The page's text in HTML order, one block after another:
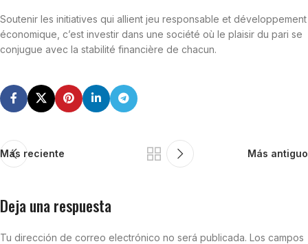
Soutenir les initiatives qui allient jeu responsable et développement
économique, c’est investir dans une société où le plaisir du pari se
conjugue avec la stabilité financière de chacun.
Más reciente Más antiguo
Deja una respuesta
Tu dirección de correo electrónico no será publicada. Los campos